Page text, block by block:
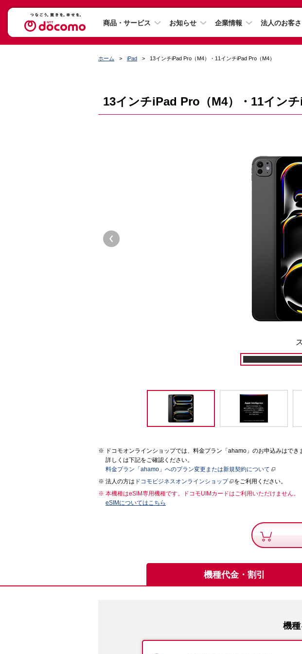
商品・サービス お知らせ 企業情報 法人のお客さ
ホーム iPad 13インチiPad Pro（M4）・11インチiPad Pro（M4）
13インチiPad Pro（M4）・11インチ
ドコモオンラインショップでは、料金プラン「ahamo」のお申込みはでき
詳しくは下記をご確認ください。
料金プラン「ahamo」へのプラン変更または新規契約について
法人の方は ドコモビジネスオンラインショップ
をご利用ください。
本機種はeSIM専用機種です。ドコモUIMカードはご利用いただけません。
eSIMについてはこちら
機種代金・割引
機